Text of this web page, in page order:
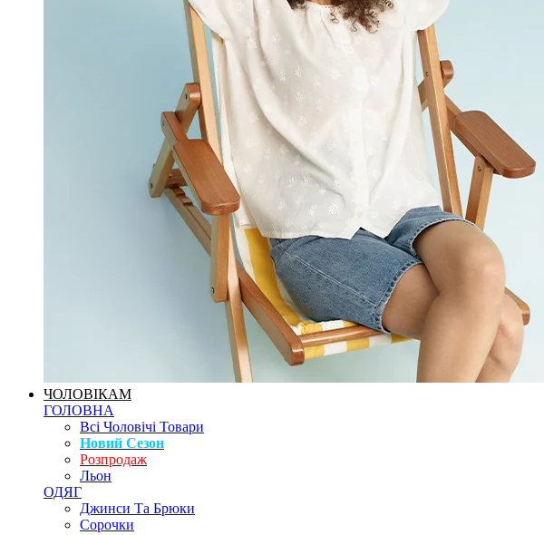
ЧОЛОВІКАМ
ГОЛОВНА
Всі Чоловічі Товари
Новий Сезон
Розпродаж
Льон
ОДЯГ
Джинси Та Брюки
Сорочки